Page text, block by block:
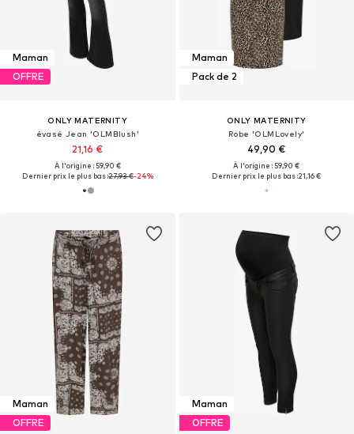
Maman
OFFRE
ONLY MATERNITY
évasé Jean 'OLMBlush'
21,16 €
À l'origine : 59,90 €
Dernier prix le plus bas :27,93 €-24%
Maman
Pack de 2
ONLY MATERNITY
Robe 'OLMLovely'
49,90 €
À l'origine : 59,90 €
Dernier prix le plus bas :21,16 €
Maman
OFFRE
Maman
OFFRE